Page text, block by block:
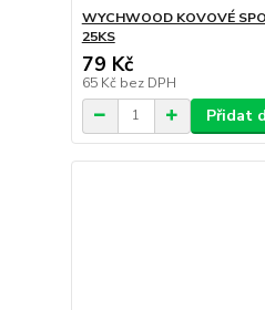
WYCHWOOD KOVOVÉ
25KS
79 Kč
65 Kč bez DPH
Přidat